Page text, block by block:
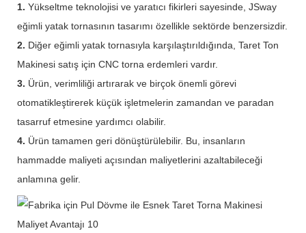
1. Yükseltme teknolojisi ve yaratıcı fikirleri sayesinde, JSway
eğimli yatak tornasının tasarımı özellikle sektörde benzersizdir.
2. Diğer eğimli yatak tornasıyla karşılaştırıldığında, Taret Ton
Makinesi satış için CNC torna erdemleri vardır.
3. Ürün, verimliliği artırarak ve birçok önemli görevi
otomatikleştirerek küçük işletmelerin zamandan ve paradan
tasarruf etmesine yardımcı olabilir.
4. Ürün tamamen geri dönüştürülebilir. Bu, insanların
hammadde maliyeti açısından maliyetlerini azaltabileceği
anlamına gelir.